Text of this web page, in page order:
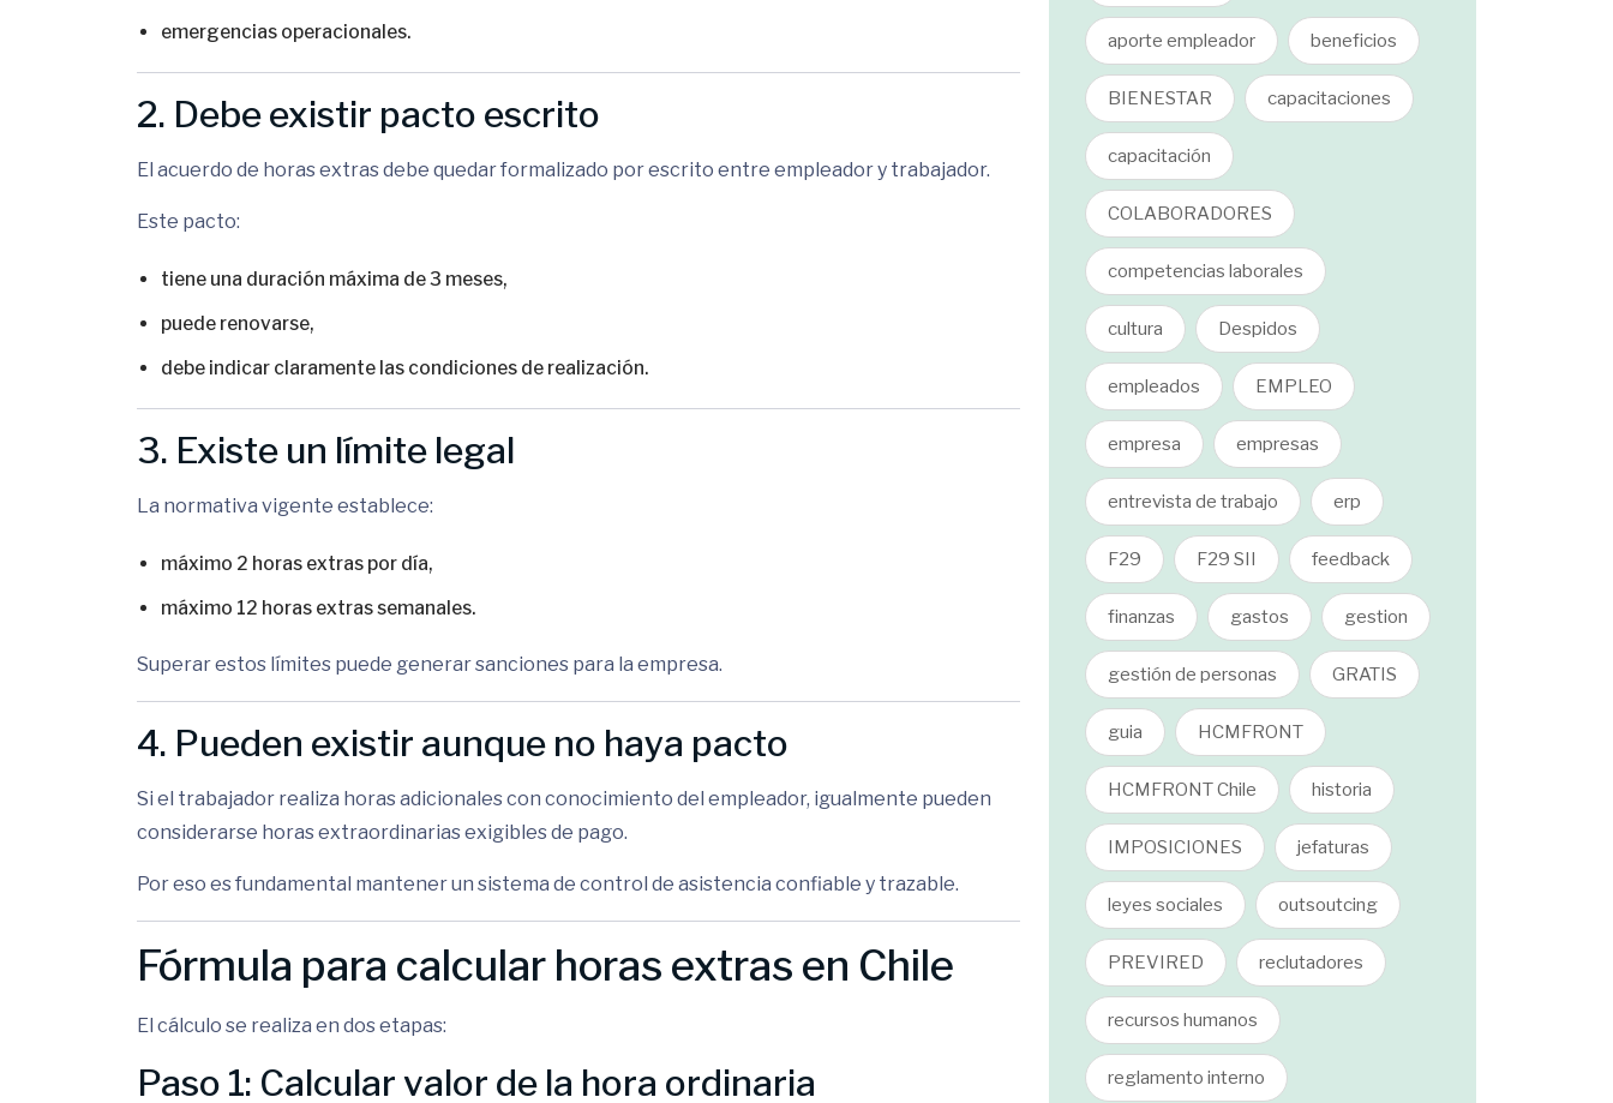
emergencias operacionales.
2. Debe existir pacto escrito
El acuerdo de horas extras debe quedar formalizado por escrito entre empleador y trabajador.
Este pacto:
tiene una duración máxima de 3 meses,
puede renovarse,
debe indicar claramente las condiciones de realización.
3. Existe un límite legal
La normativa vigente establece:
máximo 2 horas extras por día,
máximo 12 horas extras semanales.
Superar estos límites puede generar sanciones para la empresa.
4. Pueden existir aunque no haya pacto
Si el trabajador realiza horas adicionales con conocimiento del empleador, igualmente pueden
considerarse horas extraordinarias exigibles de pago.
Por eso es fundamental mantener un sistema de control de asistencia confiable y trazable.
Fórmula para calcular horas extras en Chile
El cálculo se realiza en dos etapas:
Paso 1: Calcular valor de la hora ordinaria
aporte empleador beneficios
BIENESTAR capacitaciones
capacitación
COLABORADORES
competencias laborales
cultura Despidos
empleados EMPLEO
empresa empresas
entrevista de trabajo erp
F29 F29 SII feedback
finanzas gastos gestion
gestión de personas GRATIS
guia HCMFRONT
HCMFRONT Chile historia
IMPOSICIONES jefaturas
leyes sociales outsoutcing
PREVIRED reclutadores
recursos humanos
reglamento interno